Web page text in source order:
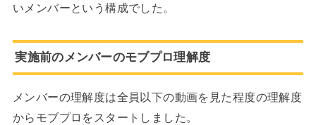
いメンバーという構成でした。
実施前のメンバーのモブプロ理解度
メンバーの理解度は全員以下の動画を見た程度の理解度
からモブプロをスタートしました。